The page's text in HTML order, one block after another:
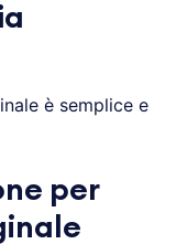
è semplice e
per